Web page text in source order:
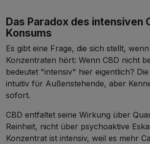
Das Paradox des intensiven
Konsums
Es gibt eine Frage, die sich stellt,
Konzentraten hört: Wenn CBD nicht
bedeutet "intensiv" hier eigentlich?
intuitiv für Außenstehende, aber
sofort.
CBD entfaltet seine Wirkung über
Reinheit, nicht über psychoaktive
Konzentrat ist intensiv, weil es mehr